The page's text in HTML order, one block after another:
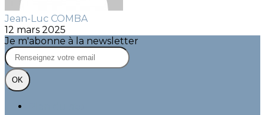
Jean-Luc COMBA
12 mars 2025
Je m'abonne à la newsletter
OK